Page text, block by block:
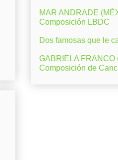
MAR ANDRADE
Composición LBDC
Dos famosas que le
GABRIELA FRANCO
Composición de